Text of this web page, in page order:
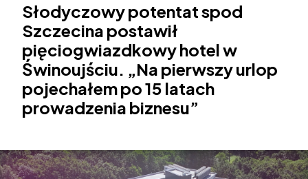
Słodyczowy potentat spod
Szczecina postawił
pięciogwiazdkowy hotel w
Świnoujściu. „Na pierwszy urlop
pojechałem po 15 latach
prowadzenia biznesu”